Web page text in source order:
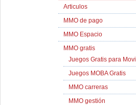
Articulos
MMO de pago
MMO Espacio
MMO gratis
Juegos Gratis para Movil
Juegos MOBA Gratis
MMO carreras
MMO gestión